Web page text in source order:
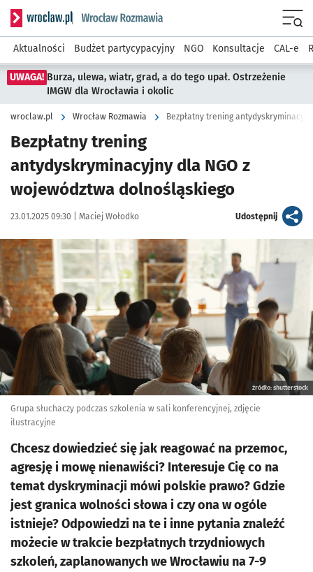
Serwis informacyjny wroclaw.pl podserwis: Rozmawia
Aktualności Budżet partycypacyjny NGO Konsultacje CAL-e
UWAGA! Burza, ulewa, wiatr, grad, a do tego upał. Ostrzeżenie
IMGW dla Wrocławia i okolic
wroclaw.pl Wrocław Rozmawia Bezpłatny trening
Bezpłatny trening
antydyskryminacyjny dla NGO z
województwa dolnośląskiego
Data publikacji:
23.01.2025 09:30 | Autor:
Maciej Wołodko Udostępnijartykuł
Kliknij, aby powiększyć
źródło: shutterstock
Grupa słuchaczy podczas szkolenia w sali konferencyjnej, zdjęcie
ilustracyjne
Chcesz dowiedzieć się jak reagować na przemoc,
agresję i mowę nienawiści? Interesuje Cię co na
temat dyskryminacji mówi polskie prawo? Gdzie
jest granica wolności słowa i czy ona w ogóle
istnieje? Odpowiedzi na te i inne pytania znaleźć
możecie w trakcie bezpłatnych trzydniowych
szkoleń, zaplanowanych we Wrocławiu na 7-9